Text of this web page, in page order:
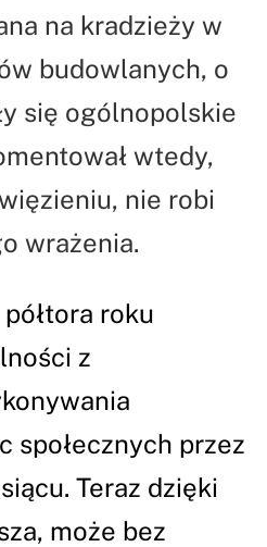
na kradzieży w
budowlanych, o
się ogólnopolskie
wtedy,
nie robi
wrażenia.
roku
z
społecznych przez
Teraz dzięki
może bez